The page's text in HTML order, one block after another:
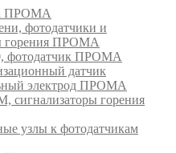
ПРОМА
фотодатчики и
горения ПРОМА
фотодатчик ПРОМА
датчик
электрод ПРОМА
сигнализаторы горения
узлы к фотодатчикам